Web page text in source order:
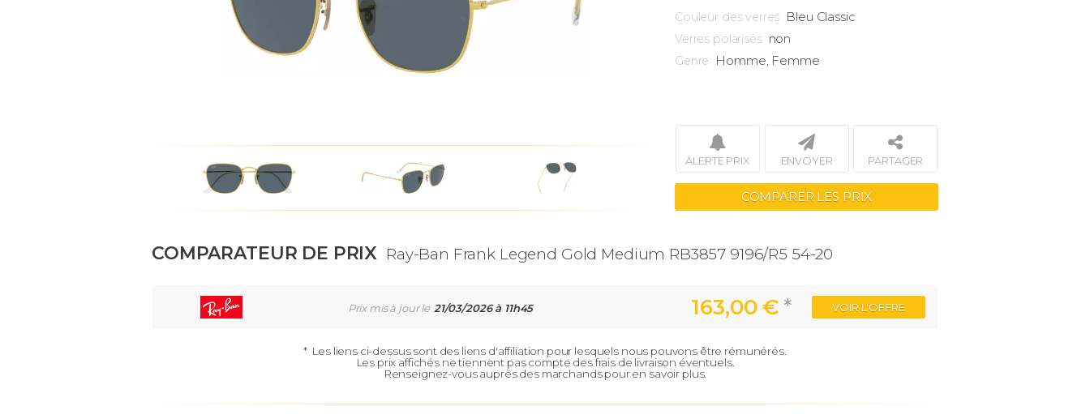
Couleur des verres Bleu Classic
Verres polarisés non
Genre Homme, Femme
ALERTE PRIX ENVOYER PARTAGER
COMPARER LES PRIX
COMPARATEUR DE PRIX Ray-Ban Frank Legend Gold Medium RB3857 9196/R5 54-20
Prix mis à jour le 21/03/2026 à 11h45 163,00 € * VOIR L'OFFRE
* Les liens ci-dessus sont des liens d'affiliation pour lesquels nous pouvons être rémunérés.
Les prix affichés ne tiennent pas compte des frais de livraison éventuels.
Renseignez-vous auprès des marchands pour en savoir plus.